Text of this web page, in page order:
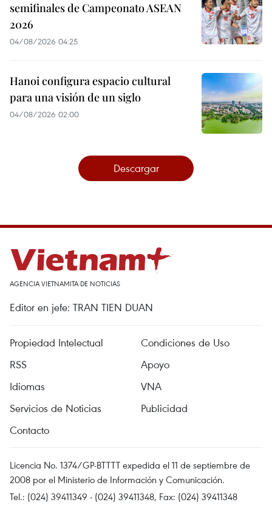
semifinales de Campeonato ASEAN
2026
04/08/2026 04:25
Hanoi configura espacio cultural
para una visión de un siglo
04/08/2026 02:00
Descargar
AGENCIA VIETNAMITA DE NOTICIAS
Editor en jefe: TRAN TIEN DUAN
Propiedad Intelectual
Condiciones de Uso
RSS
Apoyo
Idiomas
VNA
Servicios de Noticias
Publicidad
Contacto
Licencia No. 1374/GP-BTTTT expedida el 11 de septiembre de
2008 por el Ministerio de Información y Comunicación.
Tel.: (024) 39411349 - (024) 39411348, Fax: (024) 39411348